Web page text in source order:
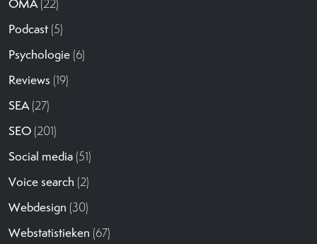
OMA(22)
Podcast (5)
Psychologie (6)
Reviews (19)
SEA(27)
SEO (201)
Social media (51)
Voice search (2)
Webdesign (30)
Webstatistieken (67)